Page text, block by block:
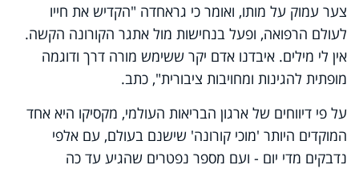
צער עמוק על מותו, ואומר כי גראחדה "הקדיש את חייו
לעולם הרפואה, ופעל בנחישות מול אתגר הקורונה הקשה.
אין לי מילים. איבדנו אדם יקר ששימש מורה דרך ודוגמה
מופתית להגינות ומחויבות ציבורית", כתב.
על פי דיווחים של ארגון הבריאות העולמי, מקסיקו היא אחד
המוקדים היותר 'מוכי קורונה' שישנם בעולם, עם אלפי
נדבקים מדי יום - ועם מספר נפטרים שהגיע עד כה